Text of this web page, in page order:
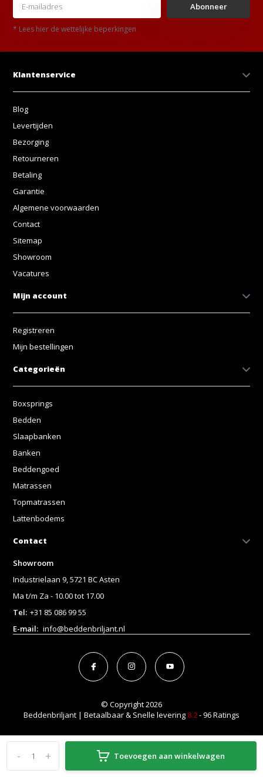
+
- Toevoegen aan winkelwagen
Abonneer
* Lees hier de wettelijke beperkingen
Klantenservice
Blog
Levertijden
Bezorging
Retourneren
Betaling
Garantie
Algemene voorwaarden
Contact
Sitemap
Showroom
Vacatures
Mijn account
Registreren
Mijn bestellingen
Categorieën
Boxsprings
Bedden
Slaapbanken
Banken
Beddengoed
Matrassen
Topmatrassen
Lattenbodems
Contact
Showroom
Industrielaan 9, 5721 BC Asten
Ma t/m Za - 10.00 tot 17.00
Tel: +31 85 086 99 55
E-mail: info@beddenbriljant.nl
© Copyright 2026
Beddenbriljant | Betaalbaar & Snelle levering 8.2- 96 Ratings